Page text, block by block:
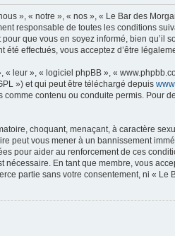
», « notre », « nos », « Le Bar des
responsable de toutes les conditions
que vous en soyez informé, bien
effectués, vous acceptez d’être
leur », « logiciel phpBB », «
») et qui peut être téléchargé depuis
contenu ou conduite permis. Pour
choquant, menaçant, à caractère
peut vous mener à un bannissement
pour aider au renforcement de ces
En tant que membre, vous
partie sans votre consentement, ni «